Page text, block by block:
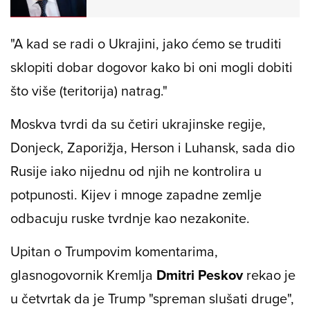
"A kad se radi o Ukrajini, jako ćemo se truditi
sklopiti dobar dogovor kako bi oni mogli dobiti
što više (teritorija) natrag."
Moskva tvrdi da su četiri ukrajinske regije,
Donjeck, Zaporižja, Herson i Luhansk, sada dio
Rusije iako nijednu od njih ne kontrolira u
potpunosti. Kijev i mnoge zapadne zemlje
odbacuju ruske tvrdnje kao nezakonite.
Upitan o Trumpovim komentarima,
glasnogovornik Kremlja Dmitri Peskovrekao je
u četvrtak da je Trump "spreman slušati druge",